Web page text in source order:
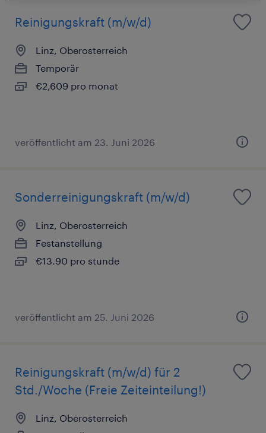
Reinigungskraft (m/w/d)
Linz, Oberosterreich
Temporär
€2,609 pro monat
veröffentlicht am 23. Juni 2026
Sonderreinigungskraft (m/w/d)
Linz, Oberosterreich
Festanstellung
€13.90 pro stunde
veröffentlicht am 25. Juni 2026
Reinigungskraft (m/w/d) für 2
Std./Woche (Freie Zeiteinteilung!)
Linz, Oberosterreich